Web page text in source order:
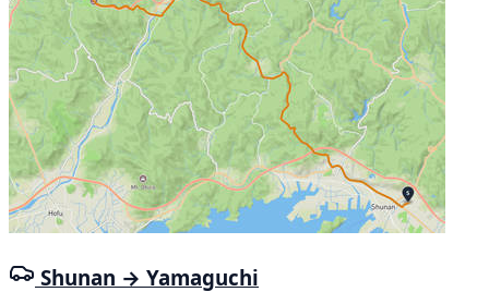
Shunan → Yamaguchi